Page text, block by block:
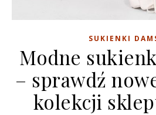
SUKIENKI
Modne
– sprawdź
kolekcji